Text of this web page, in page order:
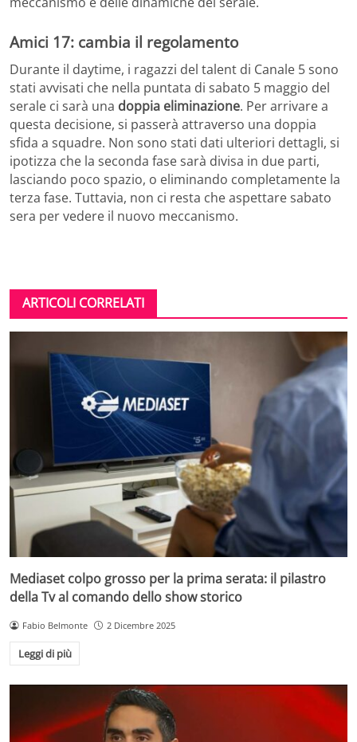
Amici 17: cambia il regolamento
Durante il daytime, i ragazzi del talent di Canale 5 sono
stati avvisati che nella puntata di sabato 5 maggio del
serale ci sarà una doppia eliminazione. Per arrivare a
questa decisione, si passerà attraverso una doppia
sfida a squadre. Non sono stati dati ulteriori dettagli, si
ipotizza che la seconda fase sarà divisa in due parti,
lasciando poco spazio, o eliminando completamente la
terza fase. Tuttavia, non ci resta che aspettare sabato
sera per vedere il nuovo meccanismo.
ARTICOLI CORRELATI
Mediaset colpo grosso per la prima serata: il pilastro
della Tv al comando dello show storico
Fabio Belmonte 2 Dicembre 2025
Leggi di più